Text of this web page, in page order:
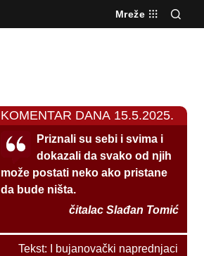
Mreže
KOMENTAR DANA 15.5.2025.
Priznali su sebi i svima i
dokazali da svako od njih
može postati neko ako pristane
da bude ništa.
čitalac Slađan Tomić
Tekst:
I bujanovački naprednjaci